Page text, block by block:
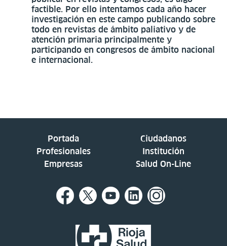
factible. Por ello intentamos cada año hacer
investigación en este campo publicando sobre
todo en revistas de ámbito paliativo y de
atención primaria principalmente y
participando en congresos de ámbito nacional
e internacional.
Portada
Ciudadanos
Profesionales
Institución
Empresas
Salud On-Line